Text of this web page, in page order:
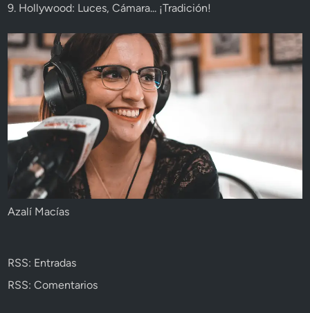
9. Hollywood: Luces, Cámara... ¡Tradición!
Azalí Macías
RSS: Entradas
RSS: Comentarios